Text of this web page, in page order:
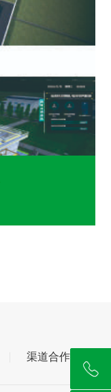
渠道合作
181-